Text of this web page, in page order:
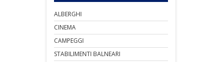
ALBERGHI
CINEMA
CAMPEGGI
STABILIMENTI BALNEARI